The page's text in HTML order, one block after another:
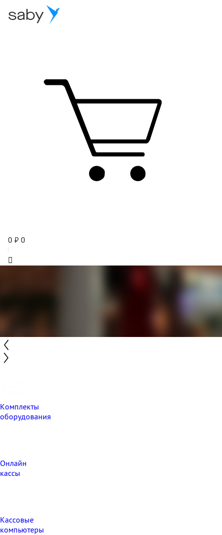
0 ₽ 0
Комплекты
оборудования
Онлайн
кассы
Кассовые
компьютеры